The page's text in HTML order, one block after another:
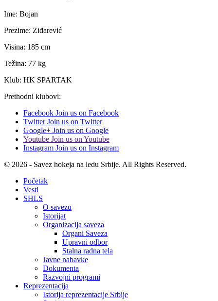
Ime: Bojan
Prezime: Ziđarević
Visina: 185 cm
Težina: 77 kg
Klub: HK SPARTAK
Prethodni klubovi:
Facebook Join us on Facebook
Twitter Join us on Twitter
Google+ Join us on Google
Youtube Join us on Youtube
Instagram Join us on Instagram
© 2026 - Savez hokeja na ledu Srbije. All Rights Reserved.
Početak
Vesti
SHLS
O savezu
Istorijat
Organizacija saveza
Organi Saveza
Upravni odbor
Stalna radna tela
Javne nabavke
Dokumenta
Razvojni programi
Reprezentacija
Istorija reprezentacije Srbije